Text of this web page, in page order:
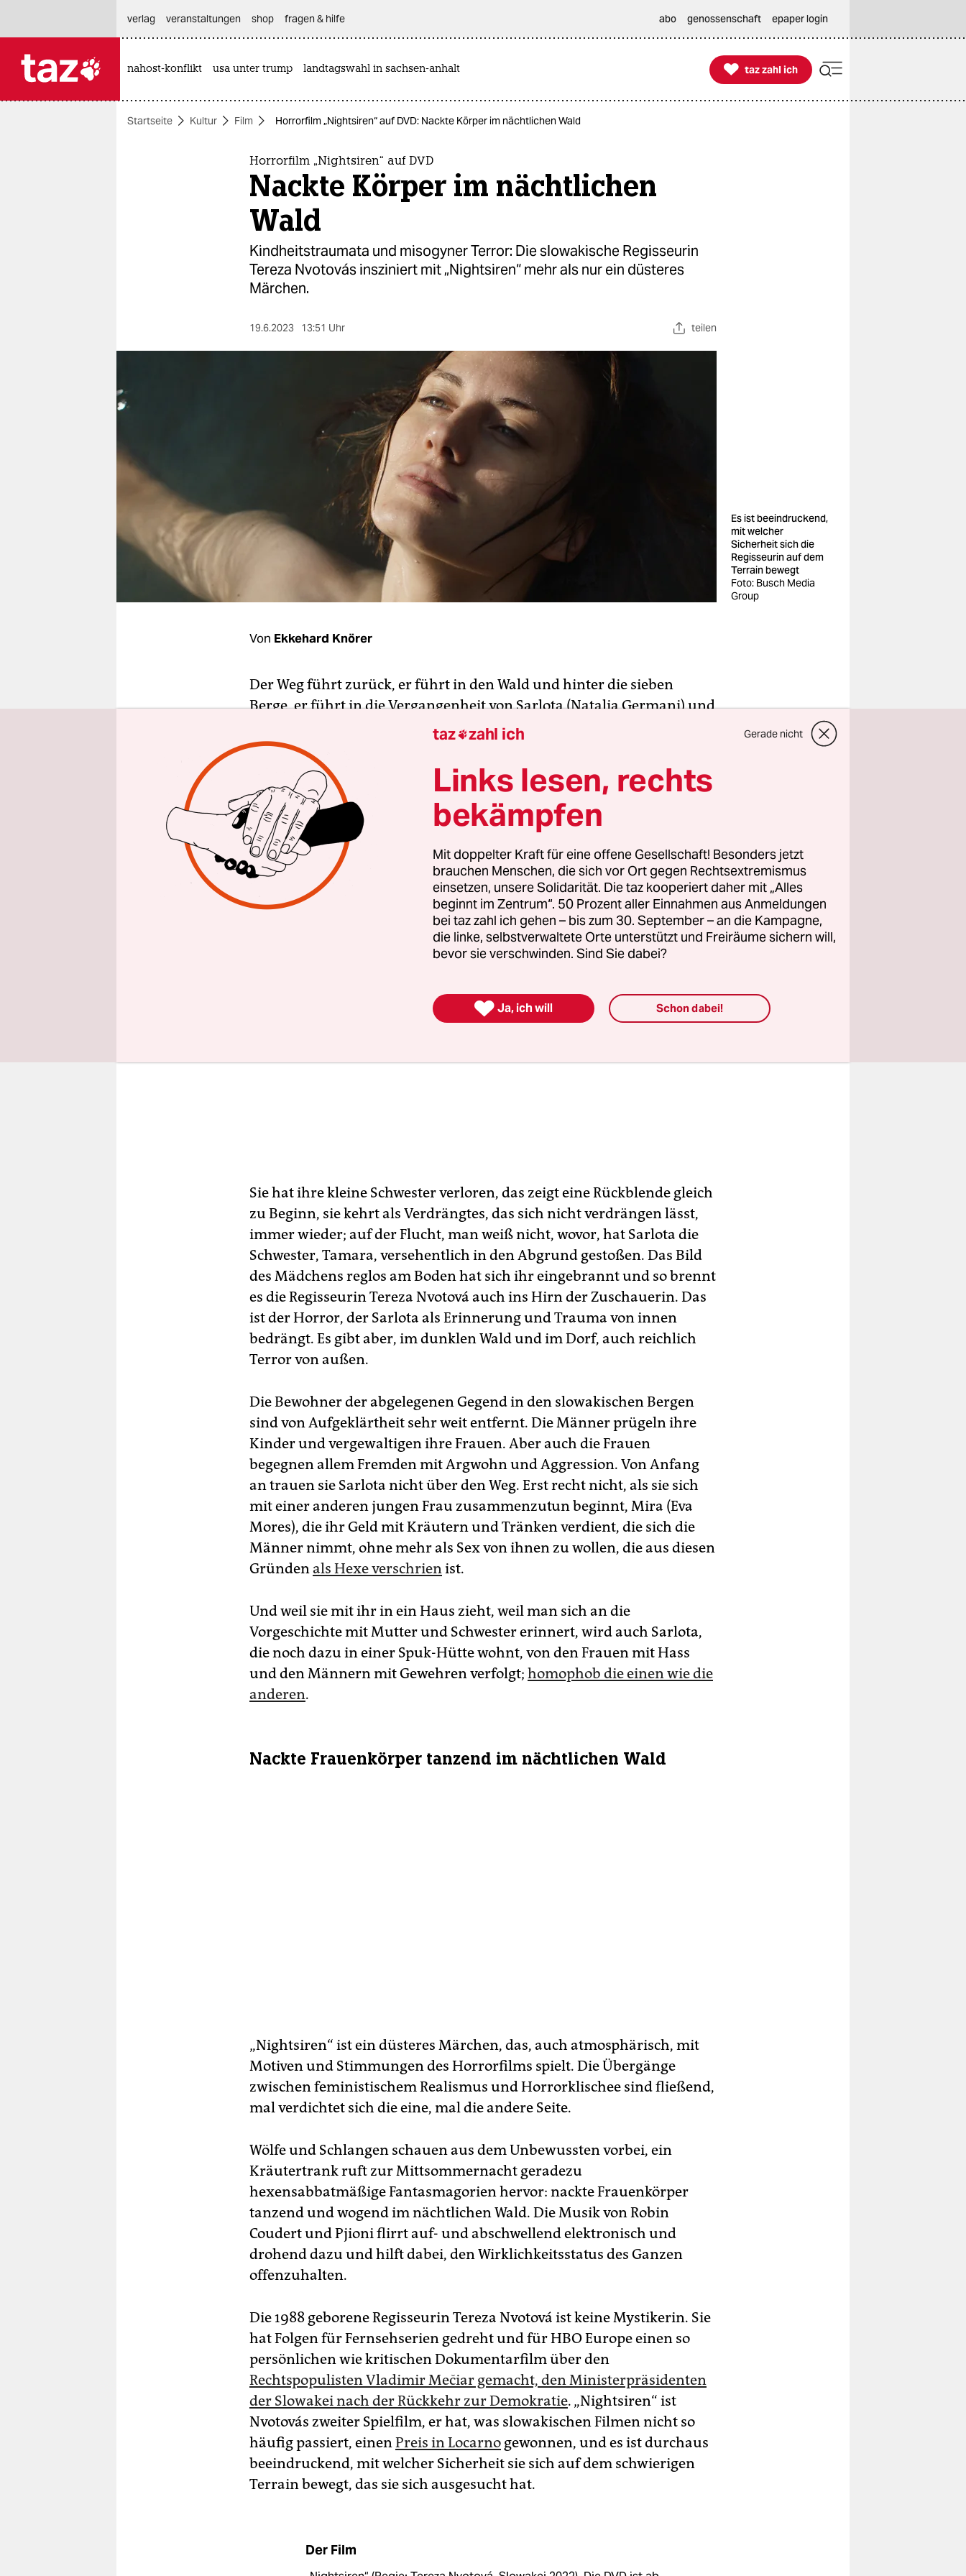
themen
nord
wahrheit
veranstaltungen
fragen & hilfe
unterstützen
verlag
veranstaltungen shop fragen & hilfe abo genossenschaft epaper login
nahost-konflikt usa unter trump landtagswahl in sachsen-anhalt 
taz zahl ich
taz zahl ich
Startseite Kultur Film Horrorfilm „Nightsiren“ auf DVD: Nackte Körper im nächtlichen Wald
Horrorfilm „Nightsiren“ auf DVD
Nackte Körper im nächtlichen
Wald
Kindheitstraumata und misogyner Terror: Die slowakische Regisseurin
Tereza Nvotovás insziniert mit „Nightsiren“ mehr als nur ein düsteres
Märchen.
19.6.2023 13:51 Uhr teilen
Es ist beeindruckend,
mit welcher
Sicherheit sich die
Regisseurin auf dem
Terrain bewegt
Foto: Busch Media
Group
Von Ekkehard Knörer
Der Weg führt zurück, er führt in den Wald und hinter die sieben
Berge, er führt in die Vergangenheit von Sarlota (Natalia Germani) und
in einen Schrecken, der zunächst namenlos scheint. In Kapiteln, die
durchnummeriert sind, in Rückblenden, die sehr schmerzhaft in die
Gegenwart dringen, macht der Film mit Sarlotas Vorgeschichte
bekannt: Sie hat hier, im Dorf, als Kind mit Mutter und Schwester
gelebt; zwanzig Jahre ist das her, nun ist die Mutter gestorben, Sarlota
kehrt zurück, weil sie ein Brief erreicht hat, der sie über deren Tod
informiert. Wer ihn geschrieben hat, ist ein Rätsel. Viel zu erben gibt es
nicht. Mächtig jedoch ist die Vergangenheit, mit der sie nun
konfrontiert ist.
Sie hat ihre kleine Schwester verloren, das zeigt eine Rückblende gleich
zu Beginn, sie kehrt als Verdrängtes, das sich nicht verdrängen lässt,
immer wieder; auf der Flucht, man weiß nicht, wovor, hat Sarlota die
Schwester, Tamara, versehentlich in den Abgrund gestoßen. Das Bild
des Mädchens reglos am Boden hat sich ihr eingebrannt und so brennt
es die Regisseurin Tereza Nvotová auch ins Hirn der Zuschauerin. Das
ist der Horror, der Sarlota als Erinnerung und Trauma von innen
bedrängt. Es gibt aber, im dunklen Wald und im Dorf, auch reichlich
Terror von außen.
Die Bewohner der abgelegenen Gegend in den slowakischen Bergen
sind von Aufgeklärtheit sehr weit entfernt. Die Männer prügeln ihre
Kinder und vergewaltigen ihre Frauen. Aber auch die Frauen
begegnen allem Fremden mit Argwohn und Aggression. Von Anfang
an trauen sie Sarlota nicht über den Weg. Erst recht nicht, als sie sich
mit einer anderen jungen Frau zusammenzutun beginnt, Mira (Eva
Mores), die ihr Geld mit Kräutern und Tränken verdient, die sich die
Männer nimmt, ohne mehr als Sex von ihnen zu wollen, die aus diesen
Gründen als Hexe verschrienist.
Und weil sie mit ihr in ein Haus zieht, weil man sich an die
Vorgeschichte mit Mutter und Schwester erinnert, wird auch Sarlota,
die noch dazu in einer Spuk-Hütte wohnt, von den Frauen mit Hass
und den Männern mit Gewehren verfolgt; homophob die einen wie die
anderen.
Nackte Frauenkörper tanzend im nächtlichen Wald
„Nightsiren“ ist ein düsteres Märchen, das, auch atmosphärisch, mit
Motiven und Stimmungen des Horrorfilms spielt. Die Übergänge
zwischen feministischem Realismus und Horrorklischee sind fließend,
mal verdichtet sich die eine, mal die andere Seite.
Wölfe und Schlangen schauen aus dem Unbewussten vorbei, ein
Kräutertrank ruft zur Mittsommernacht geradezu
hexensabbatmäßige Fantasmagorien hervor: nackte Frauenkörper
tanzend und wogend im nächtlichen Wald. Die Musik von Robin
Coudert und Pjioni flirrt auf- und abschwellend elektronisch und
drohend dazu und hilft dabei, den Wirklichkeitsstatus des Ganzen
offenzuhalten.
Die 1988 geborene Regisseurin Tereza Nvotová ist keine Mystikerin. Sie
hat Folgen für Fernsehserien gedreht und für HBO Europe einen so
persönlichen wie kritischen Dokumentarfilm über den
Rechtspopulisten Vladimir Mečiar gemacht, den Ministerpräsidenten
der Slowakei nach der Rückkehr zur Demokratie. „Nightsiren“ ist
Nvotovás zweiter Spielfilm, er hat, was slowakischen Filmen nicht so
häufig passiert, einenPreis in Locarno gewonnen, und es ist durchaus
beeindruckend, mit welcher Sicherheit sie sich auf dem schwierigen
Terrain bewegt, das sie sich ausgesucht hat.
Der Film
taz zahl ich Gerade nicht
Links lesen, rechts
bekämpfen
Mit doppelter Kraft für eine offene Gesellschaft! Besonders jetzt
brauchen Menschen, die sich vor Ort gegen Rechtsextremismus
einsetzen, unsere Solidarität. Die taz kooperiert daher mit „Alles
beginnt im Zentrum“. 50 Prozent aller Einnahmen aus Anmeldungen
bei taz zahl ich gehen – bis zum 30. September – an die Kampagne,
die linke, selbstverwaltete Orte unterstützt und Freiräume sichern will,
bevor sie verschwinden. Sind Sie dabei?
 Ja, ich will Schon dabei!